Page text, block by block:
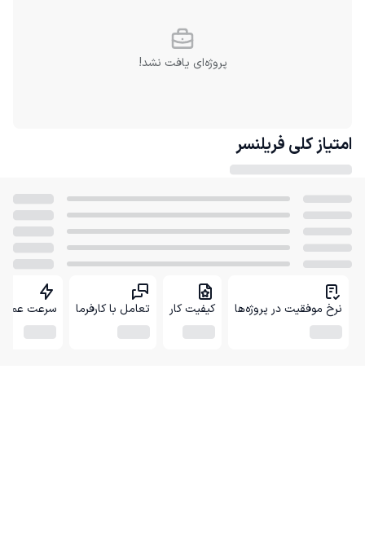
پروژه‌ای یافت نشد!
امتیاز کلی فریلنسر
نرخ موفقیت در پروژه‌ها کیفیت کار تعامل با کارفرما سرعت عمل